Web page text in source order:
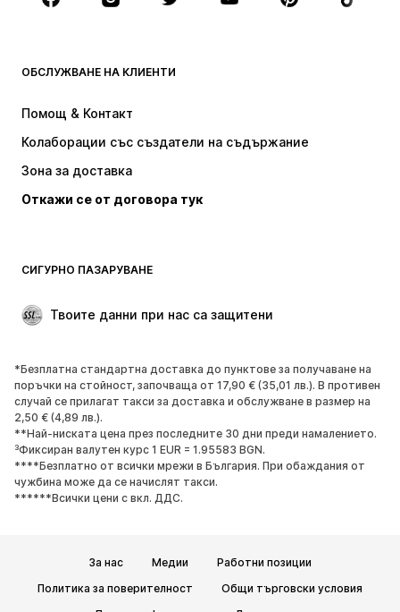
НОВО
Пуловери и Трикотаж
Бельо
Палта
Поли
Специални Поводи
ОБУВКИ
НОВО
Популярно
Маратонки
Боти
Обувки с висок ток
Ботуши
Сандали
Ниски обувки
ЕКСКЛУЗИВНО
ОБСЛУЖВАНЕ НА КЛИЕНТИ
Помощ & Контакт
Колаборации със създатели на съдържание
Зона за доставка
Откажи се от договора тук
СИГУРНО ПАЗАРУВАНЕ
Твоите данни при нас са защитени
*Безплатна стандартна доставка до пунктове за получаване на
поръчки на стойност, започваща от 17,90 € (35,01 лв.). В противен
случай се прилагат такси за доставка и обслужване в размер на
2,50 € (4,89 лв.).
**Най-ниската цена през последните 30 дни преди намалението.
³Фиксиран валутен курс 1 EUR = 1.95583 BGN.
****Безплатно от всички мрежи в България. При обаждания от
чужбина може да се начислят такси.
******Всички цени с вкл. ДДС.
За нас Медии
Работни позиции
Политика за поверителност
Общи търговски условия